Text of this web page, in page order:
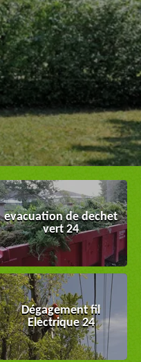
evacuation de dechet
vert 24
Dégagement fil
Electrique 24